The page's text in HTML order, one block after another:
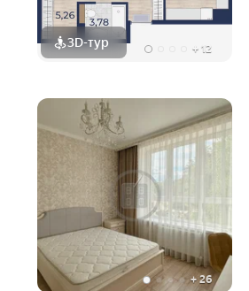
3D-тур + 12
+ 26